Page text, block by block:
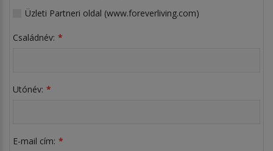
Üzleti Partneri oldal (www.foreverliving.com)
Családnév:
Utónév:
E-mail cím: